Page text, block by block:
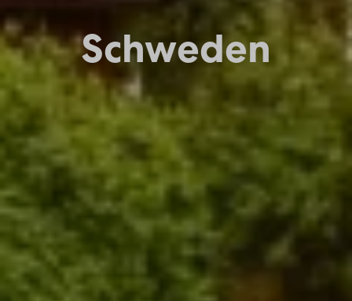
Schweden